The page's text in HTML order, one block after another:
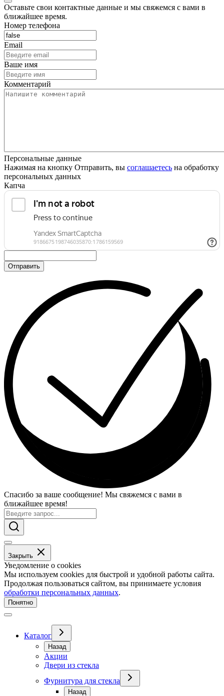
Оставьте свои контактные данные и мы свяжемся с вами в
ближайшее время.
Номер телефона
Email
Ваше имя
Комментарий
Персональные данные
Нажимая на кнопку Отправить, вы соглашаетесь на обработку
персональных данных
Капча
Отправить
Спасибо за ваше сообщение! Мы свяжемся с вами в
ближайшее время!
Закрыть
Уведомление о cookies
Мы используем cookies для быстрой и удобной работы сайта.
Продолжая пользоваться сайтом, вы принимаете условия
обработки персональных данных.
Понятно
Каталог
Назад
Акции
Двери из стекла
Фурнитура для стекла
Назад